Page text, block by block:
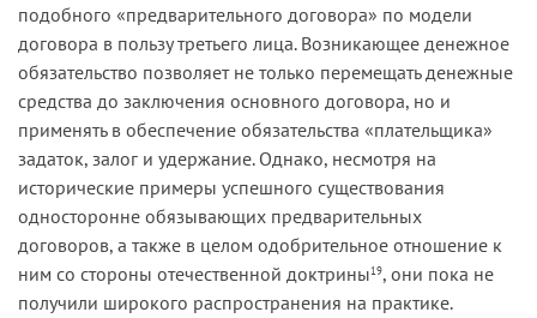
подобного «предварительного договора» по модели
договора в пользу третьего лица. Возникающее денежное
обязательство позволяет не только перемещать денежные
средства до заключения основного договора, но и
применять в обеспечение обязательства «плательщика»
задаток, залог и удержание. Однако, несмотря на
исторические примеры успешного существования
односторонне обязывающих предварительных
договоров, а также в целом одобрительное отношение к
ним со стороны отечественной доктрины19, они пока не
получили широкого распространения на практике.